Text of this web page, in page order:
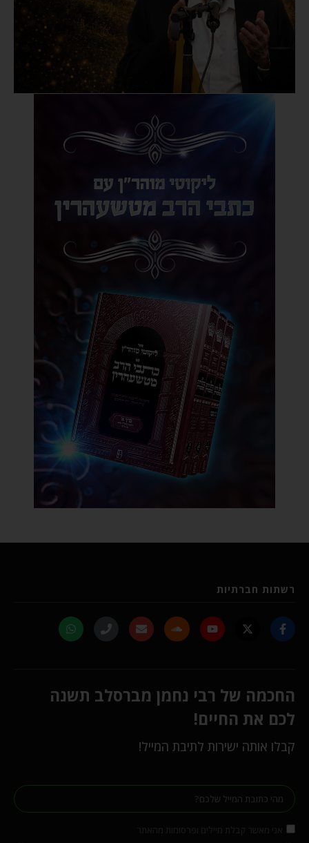
רשתות חברתיות
החכמה של רבי נחמן מברסלב תשנה
לכם את החיים!
קבלו אותה ישירות לתיבת המייל!